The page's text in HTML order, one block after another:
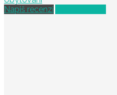
Napiš recenzi